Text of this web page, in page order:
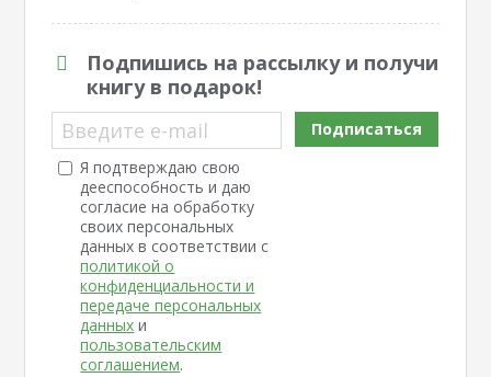
Подпишись на рассылку и получи
книгу в подарок!
Введите e-mail
Я подтверждаю свою
дееспособность и даю
согласие на обработку
своих персональных
данных в соответствии с
политикой о
конфиденциальности и
передаче персональных
данных и
пользовательским
соглашением.
Подписаться